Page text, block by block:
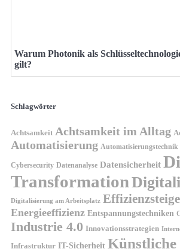
Warum Photonik als
gilt?
Schlagwörter
Achtsamkeit Achtsamkeit im Alltag
Automatisierung Automatisierungstechnik
Cybersecurity Datenanalyse Datensicherheit
Transformation
Digitalisierung am Arbeitsplatz
Energieeffizienz Entspannungstechniken
Industrie 4.0 Innovationsstrategien
Infrastruktur IT-Sicherheit